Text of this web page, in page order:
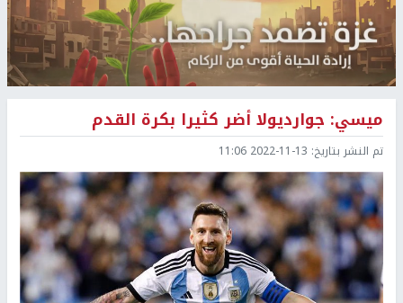
ميسي: جوارديولا أضر كثيرا بكرة القدم
تم النشر بتاريخ: 2022-11-13 11:06